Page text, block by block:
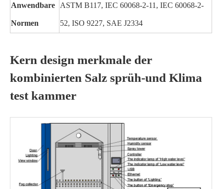
Anwendbare
Normen
ASTM B117, IEC 60068-2-11, IEC 60068-2-
52, ISO 9227, SAE J2334
Kern design merkmale der
kombinierten Salz sprüh-und Klima
test kammer